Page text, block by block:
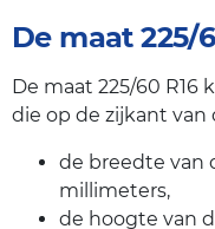
De maat 225/
De maat 225/60
die op de zijkant van
de breedte van
millimeters,
de hoogte van